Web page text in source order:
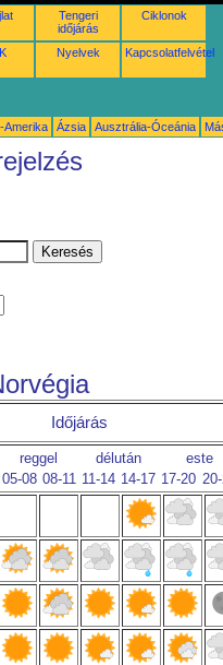
Tengeri
időjárás
Ciklonok
Nyelvek Kapcsolatfelvétel
Amerika Ázsia Ausztrália-Óceánia
Időjárás
reggel délután
este
05-08 08-11 11-14 14-17 17-20